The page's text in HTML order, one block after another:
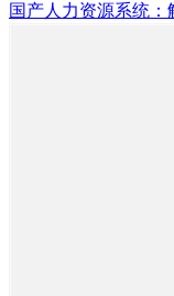
国产人力资源系统